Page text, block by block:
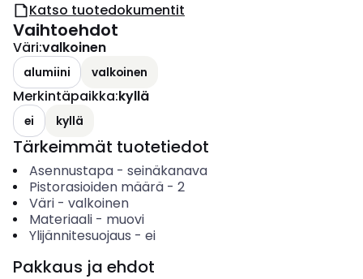
Katso tuotedokumentit
Vaihtoehdot
Väri:valkoinen
alumiini valkoinen
Merkintäpaikka:kyllä
ei kyllä
Tärkeimmät tuotetiedot
Asennustapa- seinäkanava
Pistorasioiden määrä- 2
Väri- valkoinen
Materiaali- muovi
Ylijännitesuojaus - ei
Pakkaus ja ehdot